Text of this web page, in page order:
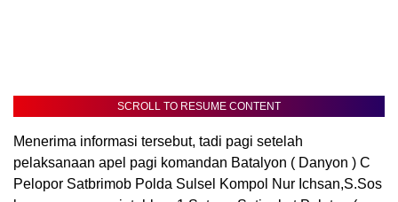
SCROLL TO RESUME CONTENT
Menerima informasi tersebut, tadi pagi setelah
pelaksanaan apel pagi komandan Batalyon ( Danyon ) C
Pelopor Satbrimob Polda Sulsel Kompol Nur Ichsan,S.Sos